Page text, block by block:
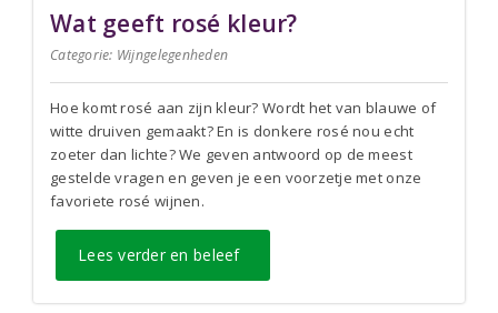
Wat geeft rosé kleur?
Categorie: Wijngelegenheden
Hoe komt rosé aan zijn kleur? Wordt het van blauwe of
witte druiven gemaakt? En is donkere rosé nou echt
zoeter dan lichte? We geven antwoord op de meest
gestelde vragen en geven je een voorzetje met onze
favoriete rosé wijnen.
Lees verder en beleef